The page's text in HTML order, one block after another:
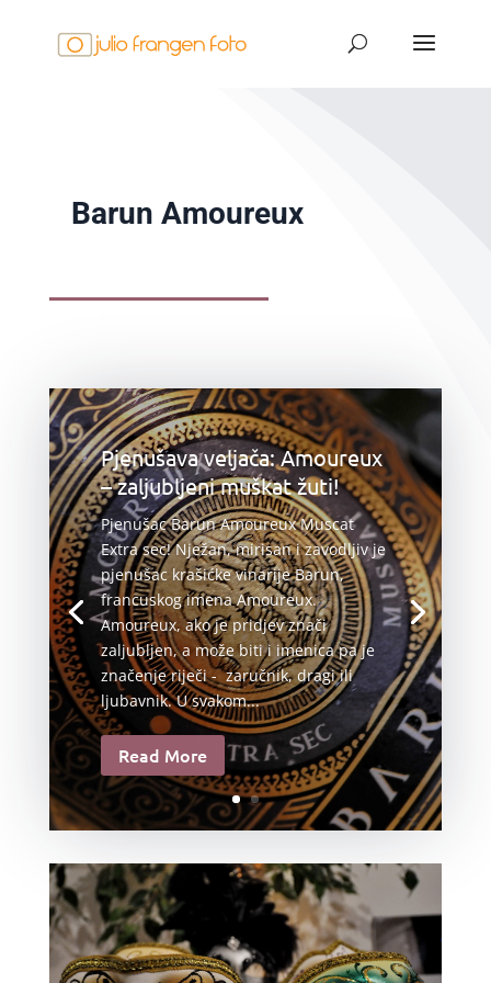
Barun Amoureux
Pjenušava veljača: Amoureux
– zaljubljeni muškat žuti!
Pjenušac Barun Amoureux Muscat
Extra sec! Nježan, mirisan i zavodljiv je
pjenušac krašićke vinarije Barun,
francuskog imena Amoureux.
Amoureux, ako je pridjev znači
zaljubljen, a može biti i imenica pa je
značenje riječi - zaručnik, dragi ili
ljubavnik. U svakom...
Read More